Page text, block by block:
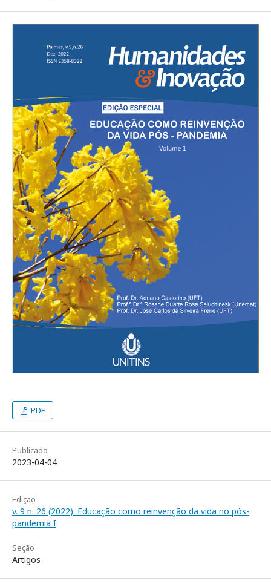
PDF
Publicado
2023-04-04
Edição
v. 9 n. 26 (2022): Educação como reinvenção da vida no pós-
pandemia I
Seção
Artigos